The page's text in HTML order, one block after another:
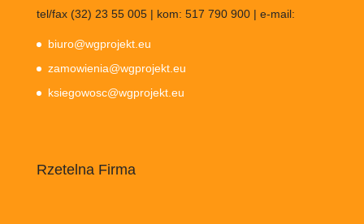
tel/fax (32) 23 55 005 | kom: 517 790 900 | e-mail:
biuro@wgprojekt.eu
zamowienia@wgprojekt.eu
ksiegowosc@wgprojekt.eu
Rzetelna Firma